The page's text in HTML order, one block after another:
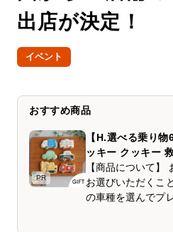
出店が決定！
イベント
おすすめ商品
PR
【H.選べる乗り
ッキー クッキー
プチギフト ケー
男の子 誕生日 ケ
お菓子
【商品について】 お好きなクッキーを6種類
お選びいただくこ
の車種を選んでプ